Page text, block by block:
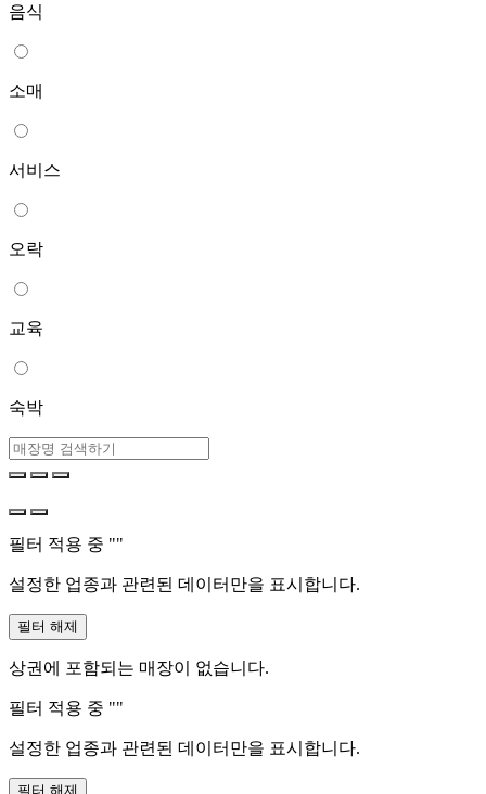
음식
소매
서비스
오락
교육
숙박
필터 적용 중 ""
설정한 업종과 관련된 데이터만을 표시합니다.
필터 해제
상권에 포함되는 매장이 없습니다.
필터 적용 중 ""
설정한 업종과 관련된 데이터만을 표시합니다.
필터 해제